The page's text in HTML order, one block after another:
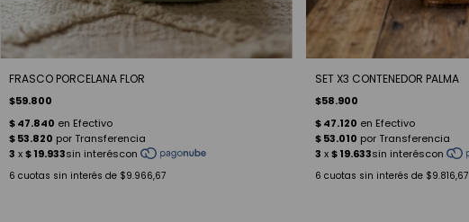
FRASCO PORCELANA FLOR
$59.800
6 cuotas sin interés de $9.966,67
SET X3 CONTENEDOR PALMA
$58.900
6 cuotas sin interés de $9.816,67